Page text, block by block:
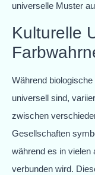
universelle Muster
Kulturelle
Während
universell sind,
zwischen
Gesellschaften
während es in vielen
verbunden wird.